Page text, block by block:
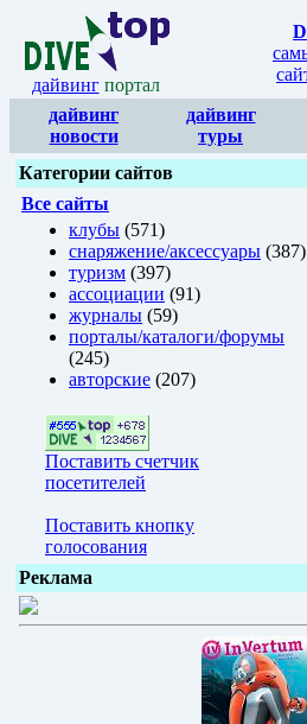
дайвинг портал
дайвинг
новости
дайвинг
туры
Категории сайтов
Все сайты
клубы (571)
снаряжение/аксессуары (387)
туризм (397)
ассоциации (91)
журналы (59)
порталы/каталоги/форумы
(245)
авторские (207)
Поставить счетчик
посетителей
Поставить кнопку
голосования
Реклама